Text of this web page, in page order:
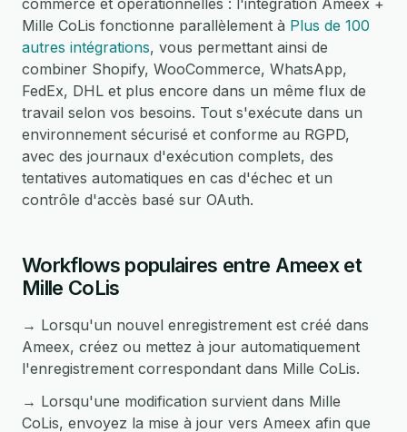
commerce et opérationnelles : l'intégration Ameex +
Mille CoLis fonctionne parallèlement à Plus de 100
autres intégrations, vous permettant ainsi de
combiner Shopify, WooCommerce, WhatsApp,
FedEx, DHL et plus encore dans un même flux de
travail selon vos besoins. Tout s'exécute dans un
environnement sécurisé et conforme au RGPD,
avec des journaux d'exécution complets, des
tentatives automatiques en cas d'échec et un
contrôle d'accès basé sur OAuth.
Workflows populaires entre Ameex et
Mille CoLis
→ Lorsqu'un nouvel enregistrement est créé dans
Ameex, créez ou mettez à jour automatiquement
l'enregistrement correspondant dans Mille CoLis.
→ Lorsqu'une modification survient dans Mille
CoLis, envoyez la mise à jour vers Ameex afin que